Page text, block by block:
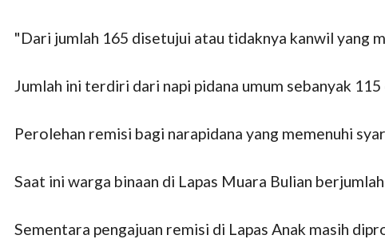
"Dari jumlah 165 disetujui atau tidaknya kanwil yang
Jumlah ini terdiri dari napi pidana umum sebanyak
Perolehan remisi bagi narapidana yang memenuhi
Saat ini warga binaan di Lapas Muara Bulian
Sementara pengajuan remisi di Lapas Anak masih